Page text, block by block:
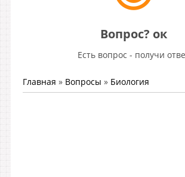
Вопрос? ок
Есть вопрос - получи
Главная » Вопросы » Биология